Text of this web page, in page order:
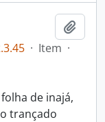
· Item ·
de inajá,
trançado